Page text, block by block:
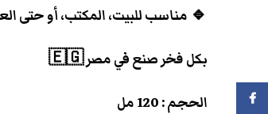
🔹 مناسب للبيت، المكتب، أو حتى
بكل فخر صنع في مصر 🇪🇬
الحجم : 120 ملفيسبوك